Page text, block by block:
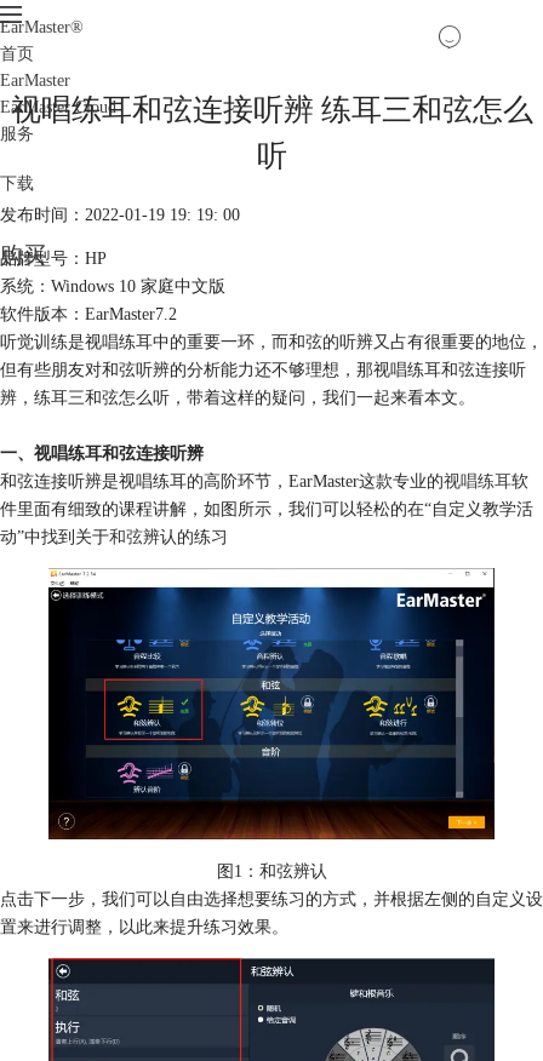
EarMaster®
首页
EarMaster
EarMaster Cloud
服务
下载
购买
视唱练耳和弦连接听辨 练耳三和弦怎么
听
发布时间：2022-01-19 19: 19: 00
品牌型号：HP
系统：Windows 10 家庭中文版
软件版本：EarMaster7.2
听觉训练是视唱练耳中的重要一环，而和弦的听辨又占有很重要的地位，
但有些朋友对和弦听辨的分析能力还不够理想，那视唱练耳和弦连接听
辨，练耳三和弦怎么听，带着这样的疑问，我们一起来看本文。
一、视唱练耳和弦连接听辨
和弦连接听辨是视唱练耳的高阶环节，EarMaster这款专业的视唱练耳软
件里面有细致的课程讲解，如图所示，我们可以轻松的在“自定义教学活
动”中找到关于和弦辨认的练习
图1：和弦辨认
点击下一步，我们可以自由选择想要练习的方式，并根据左侧的自定义设
置来进行调整，以此来提升练习效果。